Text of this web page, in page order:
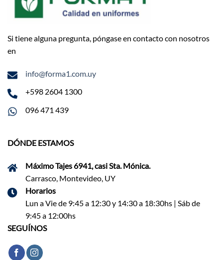
Si tiene alguna pregunta, póngase en contacto con nosotros
en
info@forma1.com.uy
+598 2604 1300
096 471 439
DÓNDE ESTAMOS
Máximo Tajes 6941, casi Sta. Mónica.
Carrasco, Montevideo, UY
Horarios
Lun a Vie de 9:45 a 12:30 y 14:30 a 18:30hs | Sáb de
9:45 a 12:00hs
SEGUÍNOS